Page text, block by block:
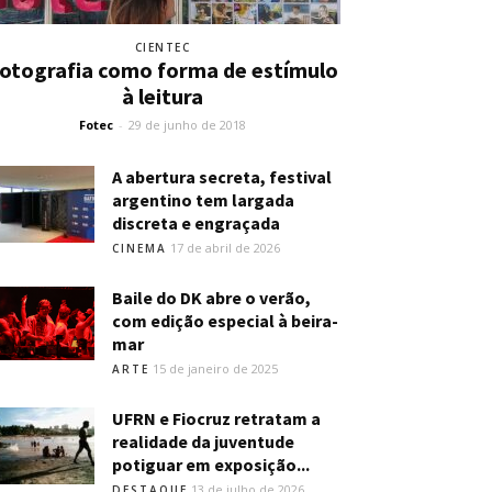
CIENTEC
como forma de estímulo
à leitura
Fotec - 29 de junho de 2018
A abertura secreta, festival
argentino tem largada
discreta e engraçada
CINEMA 17 de abril de 2026
Baile do DK abre o verão,
com edição especial à beira-
mar
ARTE 15 de janeiro de 2025
UFRN e Fiocruz retratam a
realidade da juventude
potiguar em exposição...